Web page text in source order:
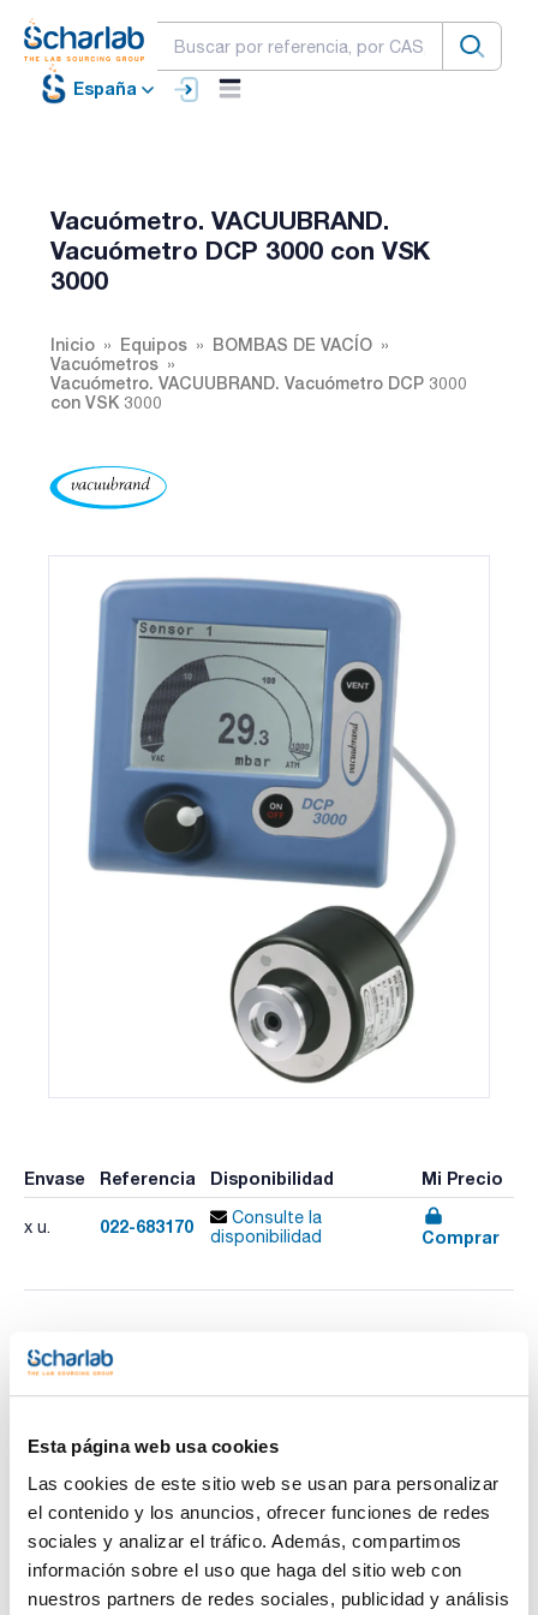
Esta página web usa cookies
Las cookies de este sitio web se usan para personalizar
el contenido y los anuncios, ofrecer funciones de redes
sociales y analizar el tráfico. Además, compartimos
información sobre el uso que haga del sitio web con
nuestros partners de redes sociales, publicidad y análisis
España
Vacuómetro. VACUUBRAND.
Vacuómetro DCP 3000 con VSK
3000
Inicio Equipos
BOMBAS DE VACÍO
Vacuómetros
Vacuómetro. VACUUBRAND. Vacuómetro DCP 3000
con VSK 3000
Envase Referencia Disponibilidad Mi Precio
x u. 022-683170
Consulte la
disponibilidad
Comprar
Imprimir ficha de
producto
El DVR 2pro es un vacuómetro versátil, completamente
electrónico, con un campo de medición desde presión
contacto con el medio están hechas de un material
resistente a las sustancias químicas lo que permite su uso
de alimentación con una pila alcalina normal de 9 V. El nuevo
compartimento en la parte posterior del medidor permite el
Ver más
Documentación técnica